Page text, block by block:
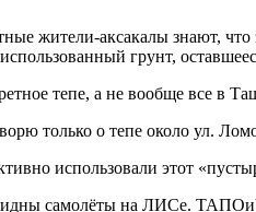
жители-аксакалы знают,
грунт,
тепе, а не вообще все в
только о тепе около ул.
использовали этот
самолёты на ЛИСе.